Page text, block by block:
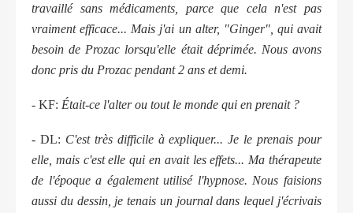
travaillé sans médicaments, parce que cela n'est pas
vraiment efficace... Mais j'ai un alter, "Ginger", qui avait
besoin de Prozac lorsqu'elle était déprimée. Nous avons
donc pris du Prozac pendant 2 ans et demi.
- KF: Était-ce l'alter ou tout le monde qui en prenait ?
- DL: C'est très difficile à expliquer... Je le prenais pour
elle, mais c'est elle qui en avait les effets... Ma thérapeute
de l'époque a également utilisé l'hypnose. Nous faisions
aussi du dessin, je tenais un journal dans lequel j'écrivais